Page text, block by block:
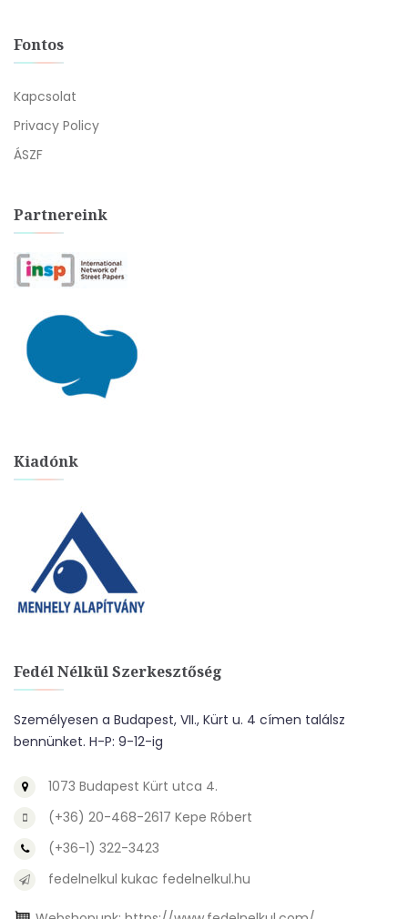
Fontos
Kapcsolat
Privacy Policy
ÁSZF
Partnereink
Kiadónk
Fedél Nélkül Szerkesztőség
Személyesen a Budapest, VII., Kürt u. 4 címen találsz
bennünket. H-P: 9-12-ig
1073 Budapest Kürt utca 4.
(+36) 20-468-2617 Kepe Róbert
(+36-1) 322-3423
fedelnelkul kukac fedelnelkul.hu